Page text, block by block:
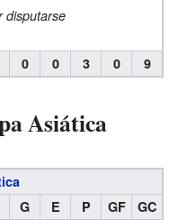
disputarse
0 0 3 0 9
Asiática
G E P GF GC